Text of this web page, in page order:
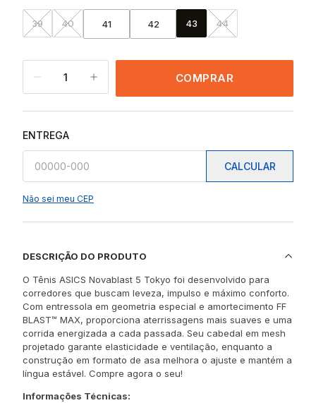
39 40 41 42 43 44
1 COMPRAR
ENTREGA
CALCULAR
Não sei meu CEP
DESCRIÇÃO DO PRODUTO
O Tênis ASICS Novablast 5 Tokyo foi desenvolvido para
corredores que buscam leveza, impulso e máximo conforto.
Com entressola em geometria especial e amortecimento FF
BLAST™ MAX, proporciona aterrissagens mais suaves e uma
corrida energizada a cada passada. Seu cabedal em mesh
projetado garante elasticidade e ventilação, enquanto a
construção em formato de asa melhora o ajuste e mantém a
língua estável. Compre agora o seu!
Informações Técnicas: